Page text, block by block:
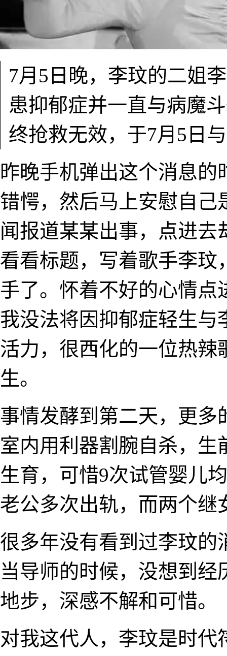
7月5日晚，李玟的二姐
患抑郁症并一直与病魔
终抢救无效，于7月5日
昨晚手机弹出这个消息
错愕，然后马上安慰自
闻报道某某出事，点进
看看标题，写着歌手李玟
手了。怀着不好的心情
我没法将因抑郁症轻生与
活力，很西化的一位热辣
生。
事情发酵到第二天，更多
室内用利器割腕自杀，
生育，可惜9次试管婴儿
老公多次出轨，而两个继
很多年没有看到过李玟的
当导师的时候，没想到
地步，深感不解和可惜。
对我这代人，李玟是时代